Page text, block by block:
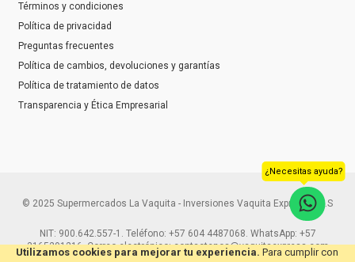
Utilizamos cookies para mejorar tu experiencia. Para cumplir con
Términos y condiciones
Política de privacidad
Preguntas frecuentes
Política de cambios, devoluciones y garantías
Política de tratamiento de datos
Transparencia y Ética Empresarial
© 2025 Supermercados La Vaquita - Inversiones Vaquita Express S.A.S
NIT: 900.642.557-1. Teléfono: +57 604 4487068. WhatsApp: +57
3165291216. Correo electrónico: contactenos@vaquitaexpress.com
¿Necesitas ayuda?